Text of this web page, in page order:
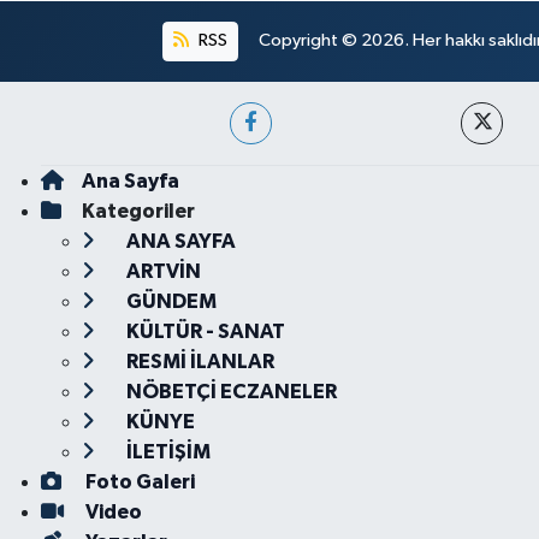
RSS Copyright © 2026. Her hakkı
Ana Sayfa
Kategoriler
ANA SAYFA
ARTVİN
GÜNDEM
KÜLTÜR - SANAT
RESMİ İLANLAR
NÖBETÇİ ECZANELER
KÜNYE
İLETİŞİM
Foto Galeri
Video